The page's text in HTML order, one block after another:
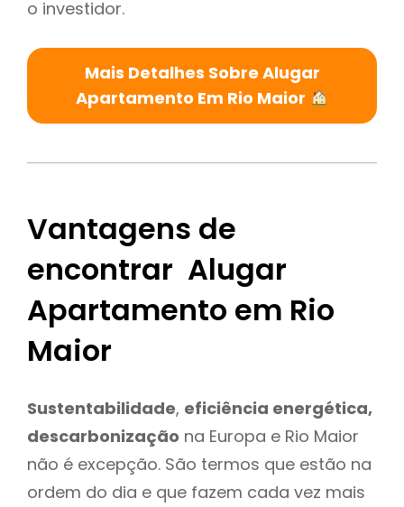
o investidor.
Mais Detalhes Sobre Alugar
Apartamento Em Rio Maior
Vantagens de
encontrar Alugar
Apartamento em Rio
Maior
Sustentabilidade, eficiência energética,
descarbonização na Europa e Rio Maior
não é excepção. São termos que estão na
ordem do dia e que fazem cada vez mais